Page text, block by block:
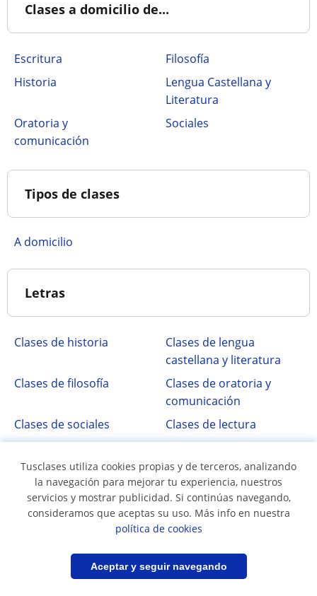
Guardar búsqueda
Clases a domicilio de...
Escritura
Filosofía
Historia
Lengua Castellana y
Literatura
Oratoria y
comunicación
Sociales
Tipos de clases
A domicilio
Letras
Clases de historia
Clases de lengua
castellana y literatura
Clases de filosofía
Clases de oratoria y
comunicación
Clases de sociales
Clases de lectura
Principales municipios
Aguascalientes
Clases en Álvaro
Obregón
Tusclases utiliza cookies propias y de terceros, analizando
la navegación para mejorar tu experiencia, nuestros
servicios y mostrar publicidad. Si continúas navegando,
consideramos que aceptas su uso. Más info en nuestra
política de cookies
Aceptar y seguir navegando